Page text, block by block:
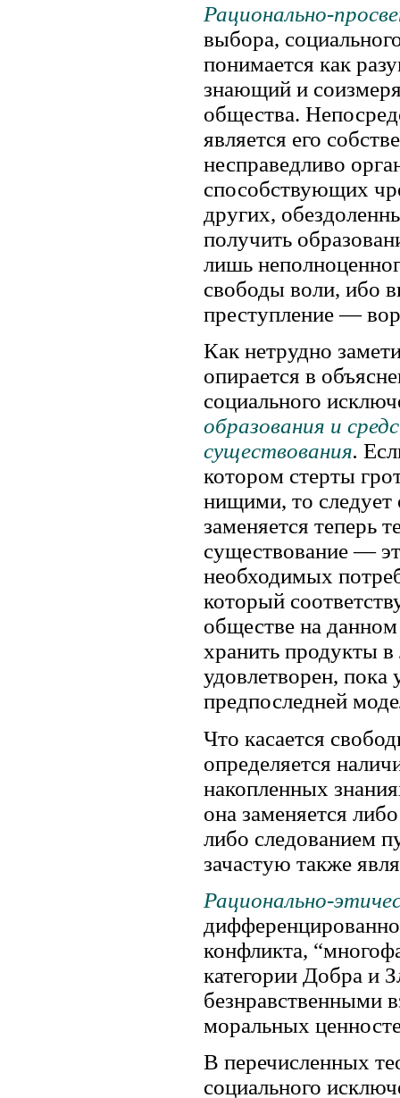
Рационально-
выбора,
понимается как
знающий и
общества.
является его
несправедливо
способствующих
других,
получить
лишь
свободы воли, ибо
преступление —
Как нетрудно
опирается в
социального
образования и
существования.
котором стерты
нищими, то следует
заменяется теперь
существование —
необходимых
который
обществе на
хранить продукты
удовлетворен, пока
предпоследней
Что касается
определяется
накопленных
она заменяется
либо следованием
зачастую также
Рационально-
конфликта,
категории Добра и
безнравственными
моральных
В перечисленных
социального